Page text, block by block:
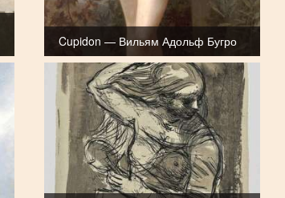
Cupidon — Вильям Адольф Бугро